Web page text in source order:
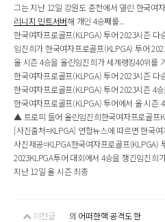
그는 지난 12일 강원도 춘천에서 열린 한국여
리니지 민트서버해 개인 4승째를...
한국여자프로골프(KLPGA) 투어 2023시즌
임진희가 한국여자프로골프(KLPGA) 투어
올 시즌 4승을 올린임진희가 세계랭킹40위를
한국여자프로골프(KLPGA) 투어 2023시즌 다
한국여자프로골프(KLPGA) 투어 2023시즌 4
한국여자프로골프(KLPGA) 투어에서 올 시즌
▲ 트로피 들어 올린임진희한국여자프로골프
[사진출처=KLPGA] 연합뉴스에 따르면 한국
사진제공=KLPGA한국여자프로골프(KLPGA)
2023KLPGA투어 대회에서 4승을 챙긴임진희
지난 12일 올 시즌 최종
이전글 의 어떠한핵 공격도 한